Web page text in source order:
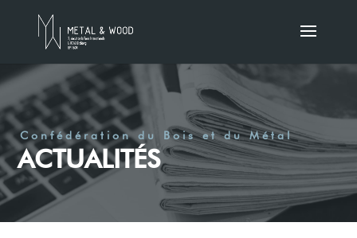
Confédération du Bois et du Métal
ACTUALITÉS